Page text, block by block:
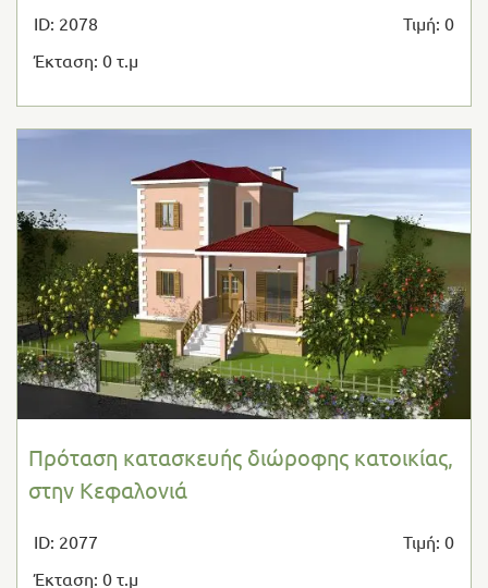
ID: 2078
Τιμή: 0
Έκταση: 0 τ.μ
Πρόταση κατασκευής διώροφης κατοικίας,
στην Κεφαλονιά
ID: 2077
Τιμή: 0
Έκταση: 0 τ.μ